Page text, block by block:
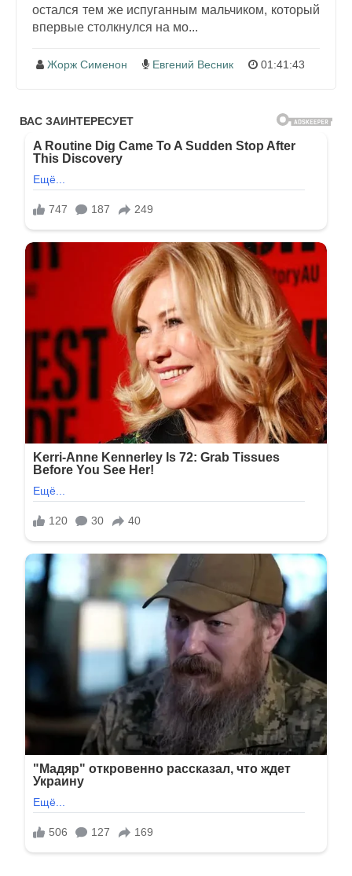
остался тем же испуганным мальчиком, который
впервые столкнулся на мо...
Жорж Сименон Евгений Весник 01:41:43